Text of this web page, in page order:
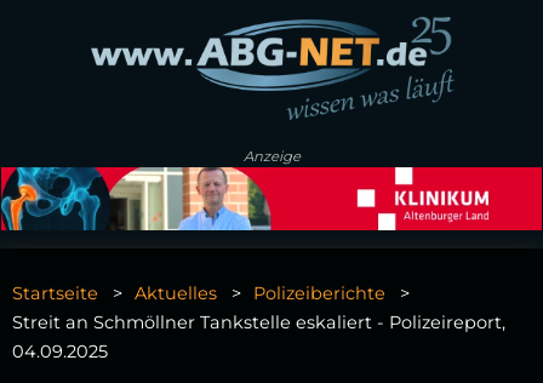
Anzeige
Startseite Aktuelles
Polizeiberichte
Streit an Schmöllner Tankstelle eskaliert - Polizeireport,
04.09.2025